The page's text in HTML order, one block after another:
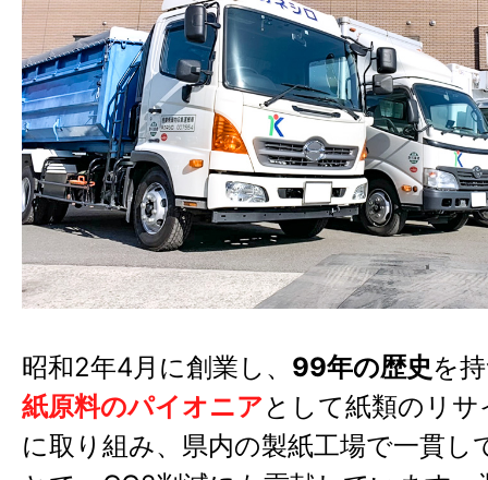
昭和2年4月に創業し、 99年の歴史を
紙原料のパイオニアとして紙類のリ
に取り組み、県内の製紙工場で一貫し